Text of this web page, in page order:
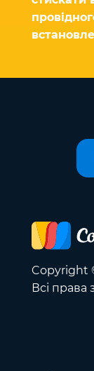
Copyright
Всі права